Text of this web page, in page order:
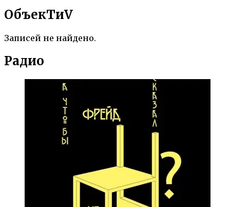
ОбъекTиV
Записей не найдено.
Радио